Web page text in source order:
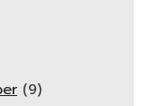
(9)